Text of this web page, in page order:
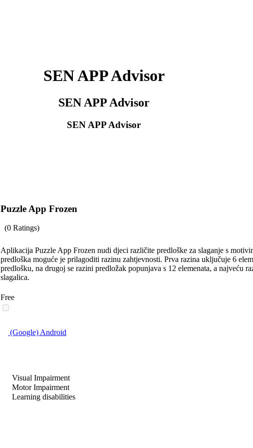
SEN APP Advisor
SEN APP Advisor
SEN APP Advisor
Puzzle App Frozen
(0 Ratings)
Aplikacija Puzzle App Frozen nudi djeci različite predloške za slaganje s
predloška moguće je prilagoditi razinu zahtjevnosti. Prva razina uključuje 6
predlošku, na drugoj se razini predložak popunjava s 12 elemenata, a najveću
slagalica.
Free
(Google) Android
Visual Impairment
Motor Impairment
Learning disabilities